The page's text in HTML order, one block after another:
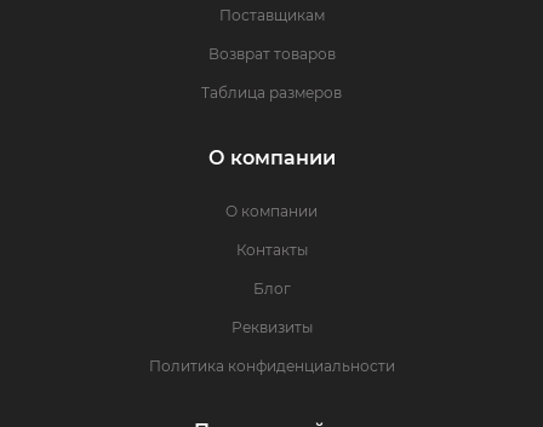
Поставщикам
Возврат товаров
Таблица размеров
О компании
О компании
Контакты
Блог
Реквизиты
Политика конфиденциальности